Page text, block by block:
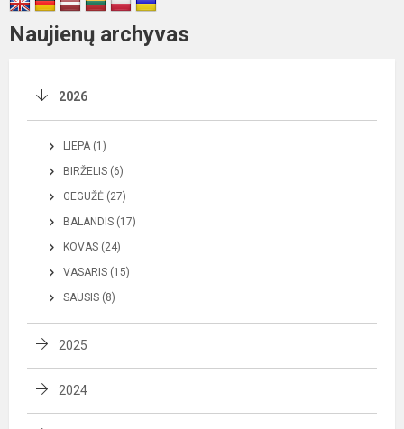
Naujienų archyvas
2026
LIEPA (1)
BIRŽELIS (6)
GEGUŽĖ (27)
BALANDIS (17)
KOVAS (24)
VASARIS (15)
SAUSIS (8)
2025
2024